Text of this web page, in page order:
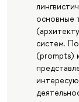
основные
систем.
(prompts)